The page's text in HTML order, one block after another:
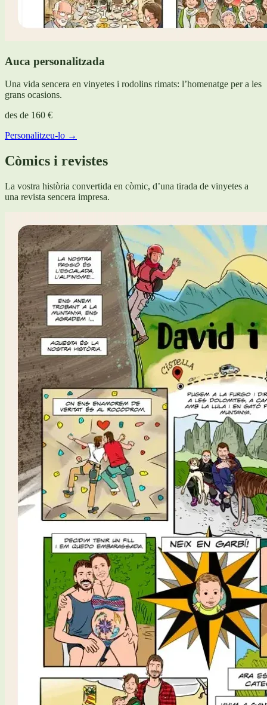
Auca personalitzada
Una vida sencera en vinyetes i rodolins rimats: l’homenatge per a les
grans ocasions.
des de 160 €
Personalitzeu-lo →
Còmics i revistes
La vostra història convertida en còmic, d’una tirada de vinyetes a
una revista sencera impresa.